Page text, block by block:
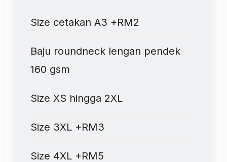
Size cetakan A3 +RM2
Baju roundneck lengan pendek
160 gsm
Size XS hingga 2XL
Size 3XL +RM3
Size 4XL +RM5